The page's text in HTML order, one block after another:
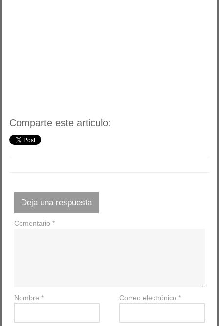
Comparte este articulo:
Deja una respuesta
Comentario*
Nombre* Correo electrónico *